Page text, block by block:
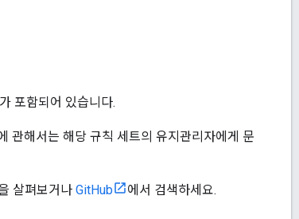
포함되어 있습니다.
관해서는 해당 규칙 세트의 유지관리자에게 문
살펴보거나 GitHub 에서 검색하세요.